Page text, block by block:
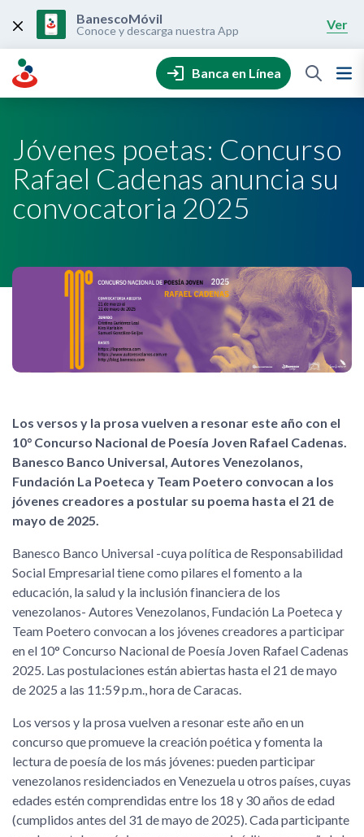
content
BanescoMóvil
Conoce y descarga nuestra App Ver
Banca en Línea
Jóvenes poetas: Concurso
Rafael Cadenas anuncia su
convocatoria 2025
Los versos y la prosa vuelven a resonar este año con el
10° Concurso Nacional de Poesía Joven Rafael Cadenas.
Banesco Banco Universal, Autores Venezolanos,
Fundación La Poeteca y Team Poetero convocan a los
jóvenes creadores a postular su poema hasta el 21 de
mayo de 2025.
Banesco Banco Universal -cuya política de Responsabilidad
Social Empresarial tiene como pilares el fomento a la
educación, la salud y la inclusión financiera de los
venezolanos- Autores Venezolanos, Fundación La Poeteca y
Team Poetero convocan a los jóvenes creadores a participar
en el 10° Concurso Nacional de Poesía Joven Rafael Cadenas
2025. Las postulaciones están abiertas hasta el 21 de mayo
de 2025 a las 11:59 p.m., hora de Caracas.
Los versos y la prosa vuelven a resonar este año en un
concurso que promueve la creación poética y fomenta la
lectura de poesía de los más jóvenes: pueden participar
venezolanos residenciados en Venezuela u otros países, cuyas
edades estén comprendidas entre los 18 y 30 años de edad
(cumplidos antes del 31 de mayo de 2025). Cada participante